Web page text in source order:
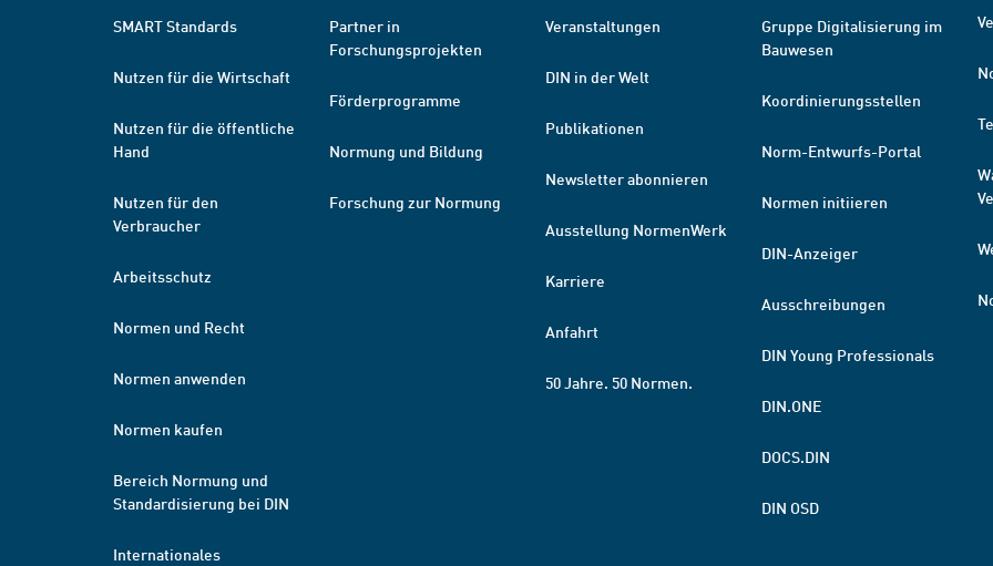
SMART Standards
Nutzen für die Wirtschaft
Nutzen für die öffentliche
Hand
Nutzen für den
Verbraucher
Arbeitsschutz
Normen und Recht
Normen anwenden
Normen kaufen
Bereich Normung und
Standardisierung bei DIN
Internationales
Partner in
Forschungsprojekten
Förderprogramme
Normung und Bildung
Forschung zur Normung
Veranstaltungen
DIN in der Welt
Publikationen
Newsletter abonnieren
Ausstellung NormenWerk
Karriere
Anfahrt
50 Jahre. 50 Normen.
Gruppe Digitalisierung im
Bauwesen
Koordinierungsstellen
Norm-Entwurfs-Portal
Normen initiieren
DIN-Anzeiger
Ausschreibungen
DIN Young Professionals
DIN.ONE
DOCS.DIN
DIN OSD